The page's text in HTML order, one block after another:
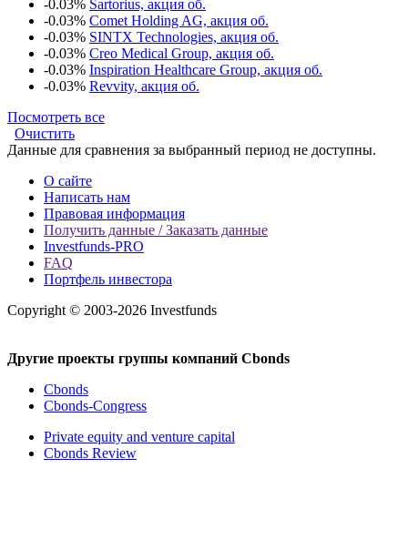
-0.03% Sartorius, акция об.
-0.03% Comet Holding AG, акция об.
-0.03% SINTX Technologies, акция об.
-0.03% Creo Medical Group, акция об.
-0.03% Inspiration Healthcare Group, акция об.
-0.03% Revvity, акция об.
Посмотреть все
Очистить
Данные для сравнения за выбранный период не доступны.
О сайте
Написать нам
Правовая информация
Получить данные / Заказать данные
Investfunds-PRO
FAQ
Портфель инвестора
Copyright © 2003-2026 Investfunds
Другие проекты группы компаний Cbonds
Cbonds
Cbonds-Congress
Private equity and venture capital
Cbonds Review